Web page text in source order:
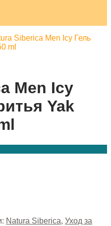
Siberica Men Icy Гель
ml
Men Icy
Yak
Natura Siberica, Уход за